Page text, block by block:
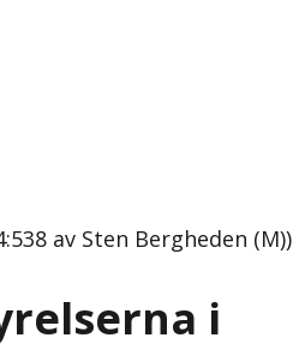
av Sten Bergheden (M))
i